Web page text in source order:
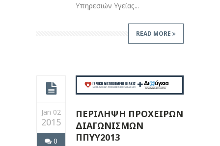
Υπηρεσιών Υγείας...
READ MORE
Jan 02
2015
0
ΠΕΡΙΛΗΨΗ ΠΡΟΧΕΙΡΩΝ
ΔΙΑΓΩΝΙΣΜΩΝ
ΠΠΥΥ2013